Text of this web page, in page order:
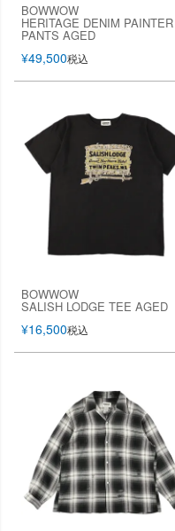
BOWWOW
HERITAGE DENIM PAINTER
PANTS AGED
¥49,500税込
BOWWOW
SALISH LODGE TEE AGED
¥16,500税込